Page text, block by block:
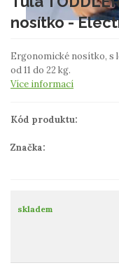
nosítko -
Ergonomické nosítko, s
od 11 do 22 kg.
Více informací
Kód produktu:
Značka:
skladem